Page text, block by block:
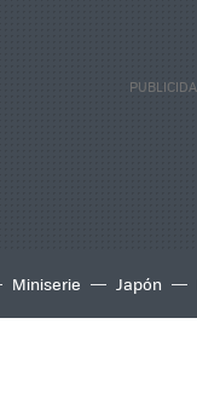
Miniserie Japón